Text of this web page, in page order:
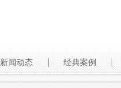
新闻动态 经典案例